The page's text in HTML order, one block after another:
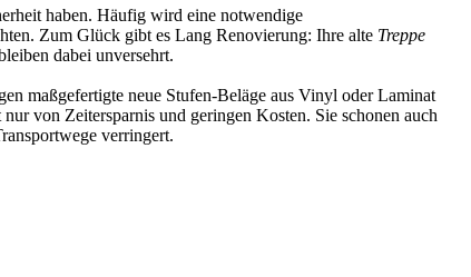
haben. Häufig wird eine notwendige
Zum Glück gibt es Lang Renovierung: Ihre alte Treppe
dabei unversehrt.
maßgefertigte neue Stufen-Beläge aus Vinyl oder Laminat
von Zeitersparnis und geringen Kosten. Sie schonen auch
verringert.